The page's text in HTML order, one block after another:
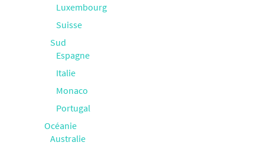
Luxembourg
Suisse
Sud
Espagne
Italie
Monaco
Portugal
Océanie
Australie